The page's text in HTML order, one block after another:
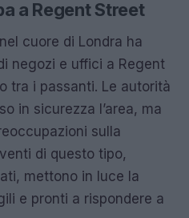
a Regent Street
cuore di Londra ha
negozi e uffici a Regent
tra i passanti. Le autorità
in sicurezza l’area, ma
sulla
di questo tipo,
mettono in luce la
e pronti a rispondere a